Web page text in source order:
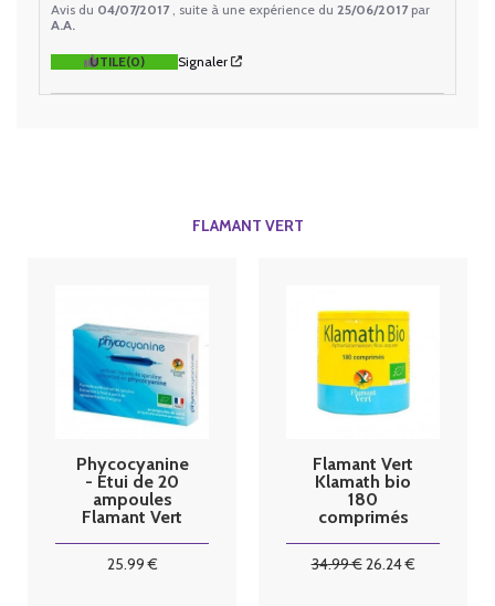
Avis du 04/07/2017 , suite à une expérience du 25/06/2017 par
A.A.
UTILE(0) Signaler
FLAMANT VERT
Phycocyanine
- Etui de 20
ampoules
Flamant Vert
25.99€
Flamant Vert
Klamath bio
180
comprimés
34.99€26.24€